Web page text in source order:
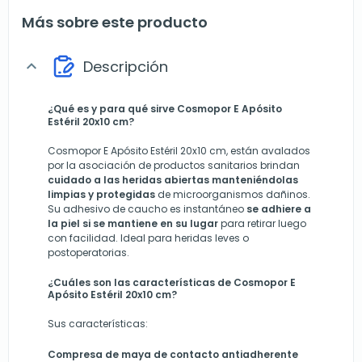
Más sobre este producto
expand_more Descripción
¿Qué es y para qué sirve Cosmopor E Apósito
Estéril 20x10 cm?
Cosmopor E Apósito Estéril 20x10 cm, están avalados
por la asociación de productos sanitarios brindan
cuidado a las heridas abiertas manteniéndolas
limpias y protegidas de microorganismos dañinos.
Su adhesivo de caucho es instantáneo se adhiere a
la piel si se mantiene en su lugarpara retirar luego
con facilidad. Ideal para heridas leves o
postoperatorias.
¿Cuáles son las características de Cosmopor E
Apósito Estéril 20x10 cm?
Sus características:
Compresa de maya de contacto antiadherente